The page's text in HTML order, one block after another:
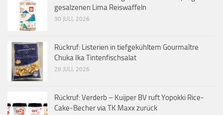
gesalzenen Lima Reiswaffeln
30 JULI, 2026
Rückruf: Listerien in tiefgekühltem Gourmaître
Chuka Ika Tintenfischsalat
29 JULI, 2026
Rückruf: Verderb – Kuijper BV ruft Yopokki Rice-
Cake-Becher via TK Maxx zurück